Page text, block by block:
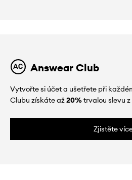
Answear Club
Vytvořte si účet a ušetřete při
Clubu získáte až20%trvalou slevu
Zjistěte